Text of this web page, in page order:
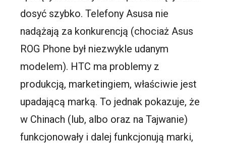
dosyć szybko. Telefony Asusa nie
nadążają za konkurencją (chociaż Asus
ROG Phone był niezwykle udanym
modelem). HTC ma problemy z
produkcją, marketingiem, właściwie jest
upadającą marką. To jednak pokazuje, że
w Chinach (lub, albo oraz na Tajwanie)
funkcjonowały i dalej funkcjonują marki,